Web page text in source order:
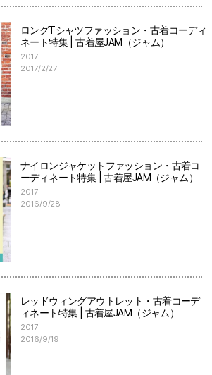
ロングTシャツファッション・古着コーディ
ネート特集 | 古着屋JAM（ジャム）
2017
2017/2/27
ナイロンジャケットファッション・古着コ
ーディネート特集 | 古着屋JAM（ジャム）
2017
2016/9/28
レッドウィングアウトレット・古着コーデ
ィネート特集 | 古着屋JAM（ジャム）
2017
2016/9/19